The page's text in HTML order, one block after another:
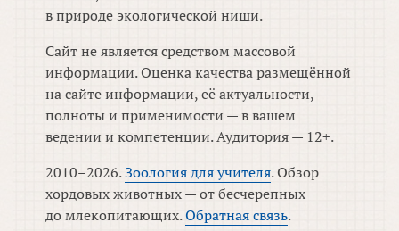
в природе экологической ниши.
Сайт не является средством массовой
информации. Оценка качества размещённой
на сайте информации, её актуальности,
полноты и применимости — в вашем
ведении и компетенции. Аудитория — 12+.
2010–2026.Зоология для учителя. Обзор
хордовых животных — от бесчерепных
до млекопитающих.Обратная связь.